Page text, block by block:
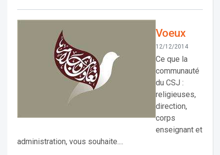
Voeux
12/12/2014
Ce que la
communauté
du CSJ :
religieuses,
direction,
corps
enseignant et
administration, vous souhaite....